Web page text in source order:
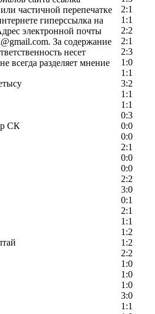
2:1
1:1
2:2
2:1
2:3
1:0
1:1
3:2
1:1
1:1
0:3
СК
0:0
0:0
2:1
0:0
0:0
2:2
3:0
0:1
2:1
1:1
1:2
1:2
2:2
1:0
1:0
1:0
3:0
1:1
частичной перепечатке
гиперссылка на
электронной почты
За содержание
несет
всегда разделяет мнение